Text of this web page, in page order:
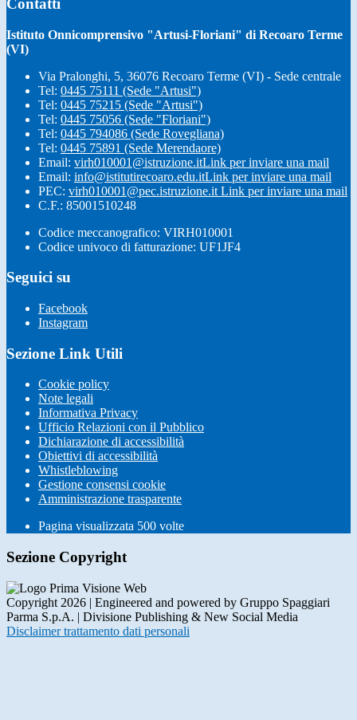
Contatti
Istituto Onnicomprensivo "Artusi-Floriani" di Recoaro Terme
(VI)
Via Pralonghi, 5, 36076 Recoaro Terme (VI) - Sede centrale
Tel: 0445 75111 (Sede "Artusi")
Tel: 0445 75215 (Sede "Artusi")
Tel: 0445 75056 (Sede "Floriani")
Tel: 0445 794086 (Sede Rovegliana)
Tel: 0445 75891 (Sede Merendaore)
Email: virh010001@istruzione.itLink per inviare una mail
Email: info@istitutirecoaro.edu.itLink per inviare una mail
PEC: virh010001@pec.istruzione.it Link per inviare una mail
C.F.: 85001510248
Codice meccanografico: VIRH010001
Codice univoco di fatturazione: UF1JF4
Seguici su
Facebook
Instagram
Sezione Link Utili
Cookie policy
Note legali
Informativa Privacy
Ufficio Relazioni con il Pubblico
Dichiarazione di accessibilità
Obiettivi di accessibilità
Whistleblowing
Gestione consensi cookie
Amministrazione trasparente
Pagina visualizzata 500 volte
Sezione Copyright
Copyright 2026 | Engineered and powered by Gruppo Spaggiari
Parma S.p.A. | Divisione Publishing & New Social Media
Disclaimer trattamento dati personali